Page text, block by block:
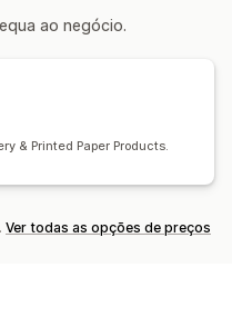
ao negócio.
& Printed Paper Products.
Ver todas as opções de preços